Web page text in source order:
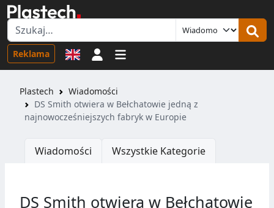
Reklama Logowanie
Plastech
Wiadomości
DS Smith otwiera w Bełchatowie jedną z
najnowocześniejszych fabryk w Europie
Wiadomości Wszystkie Kategorie
DS Smith otwiera w Bełchatowie